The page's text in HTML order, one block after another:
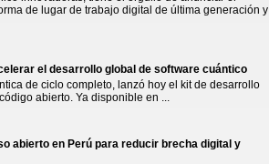
de lugar de trabajo digital de última generación y
el desarrollo global de software cuántico
de ciclo completo, lanzó hoy el kit de desarrollo
abierto. Ya disponible en ...
abierto en Perú para reducir brecha digital y